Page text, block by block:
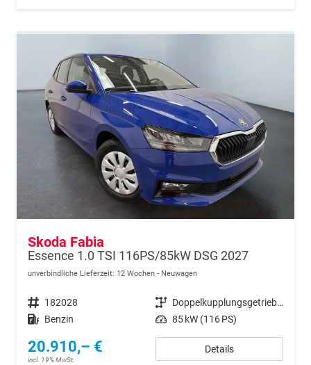
Skoda Fabia
Essence 1.0 TSI 116PS/85kW DSG 2027
unverbindliche Lieferzeit: 12 Wochen Neuwagen
Fahrzeugnr. 182028 Getriebe
Doppelkupplungsgetriebe (DSG)
Kraftstoff Benzin Leistung 85 kW (116 PS)
20.910,– €
incl. 19% MwSt.
Details